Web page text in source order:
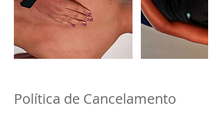
Política de Cancelamento